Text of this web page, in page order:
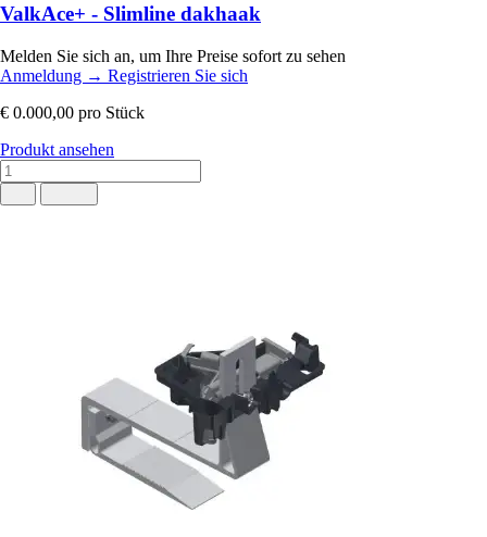
ValkAce+ - Slimline dakhaak
Melden Sie sich an, um Ihre Preise sofort zu sehen
Anmeldung → Registrieren Sie sich
€ 0.000,00 pro Stück
Produkt ansehen